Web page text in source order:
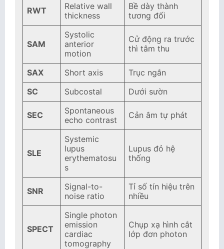
RWT
Relative wall
thickness
Bề dày thành
tương đối
SAM
Systolic
anterior
motion
Cử động ra trước
thì tâm thu
SAX Short axis
Trục ngắn
SC
Subcostal Dưới sườn
SEC
Spontaneous
echo contrast
Cản âm tự phát
SLE
Systemic
lupus
erythematosu
s
Lupus đỏ hệ
thống
SNR
Signal-to-
noise ratio
Tỉ số tín hiệu trên
nhiều
SPECT
Single photon
emission
cardiac
tomography
Chụp xạ hình cắt
lớp đơn photon